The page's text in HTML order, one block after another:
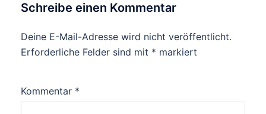
Schreibe einen Kommentar
Deine E-Mail-Adresse wird nicht veröffentlicht.
Erforderliche Felder sind mit * markiert
Kommentar *